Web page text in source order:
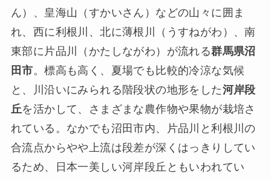
ん）、皇海山（すかいさん）などの山々に囲ま
れ、西に利根川、北に薄根川（うすねがわ）、南
東部に片品川（かたしながわ）が流れる群馬県沼
田市。標高も高く、夏場でも比較的冷涼な気候
と、川沿いにみられる階段状の地形をした河岸段
丘を活かして、さまざまな農作物や果物が栽培さ
れている。なかでも沼田市内、片品川と利根川の
合流点からやや上流は段差が深くはっきりしてい
るため、日本一美しい河岸段丘ともいわれてい